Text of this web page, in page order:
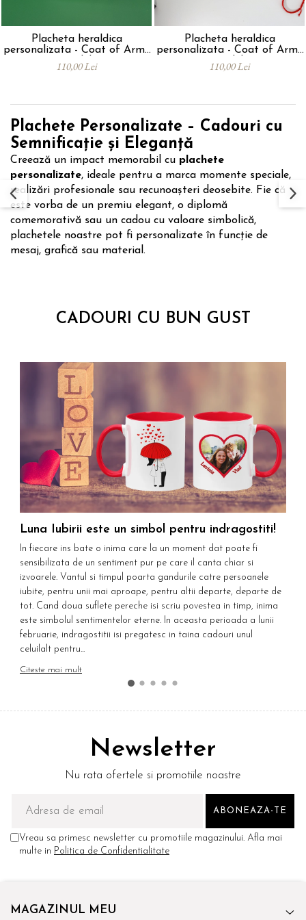
Placheta heraldica
personalizata - Coat of Arms
- model 1
110,00 Lei
Placheta heraldica
personalizata - Coat of Arms
- model 2
110,00 Lei
Plachete Personalizate – Cadouri cu
Semnificație și Eleganță
Creează un impact memorabil cu plachete
personalizate, ideale pentru a marca momente speciale,
realizări profesionale sau recunoașteri deosebite. Fie că
este vorba de un premiu elegant, o diplomă
comemorativă sau un cadou cu valoare simbolică,
plachetele noastre pot fi personalizate în funcție de
mesaj, grafică sau material.
CADOURI CU BUN GUST
Luna Iubirii este un simbol pentru indragostiti!
In fiecare ins bate o inima care la un moment dat poate fi
sensibilizata de un sentiment pur pe care il canta chiar si
izvoarele. Vantul si timpul poarta gandurile catre persoanele
iubite, pentru unii mai aproape, pentru altii departe, departe de
tot. Cand doua suflete pereche isi scriu povestea in timp, inima
este simbolul sentimentelor eterne. In aceasta perioada a lunii
februarie, indragostitii isi pregatesc in taina cadouri unul
celuilalt pentru...
Citeste mai mult
Newsletter
Nu rata ofertele si promotiile noastre
Vreau sa primesc newsletter cu promotiile magazinului. Afla mai
multe in Politica de Confidentialitate
MAGAZINUL MEU